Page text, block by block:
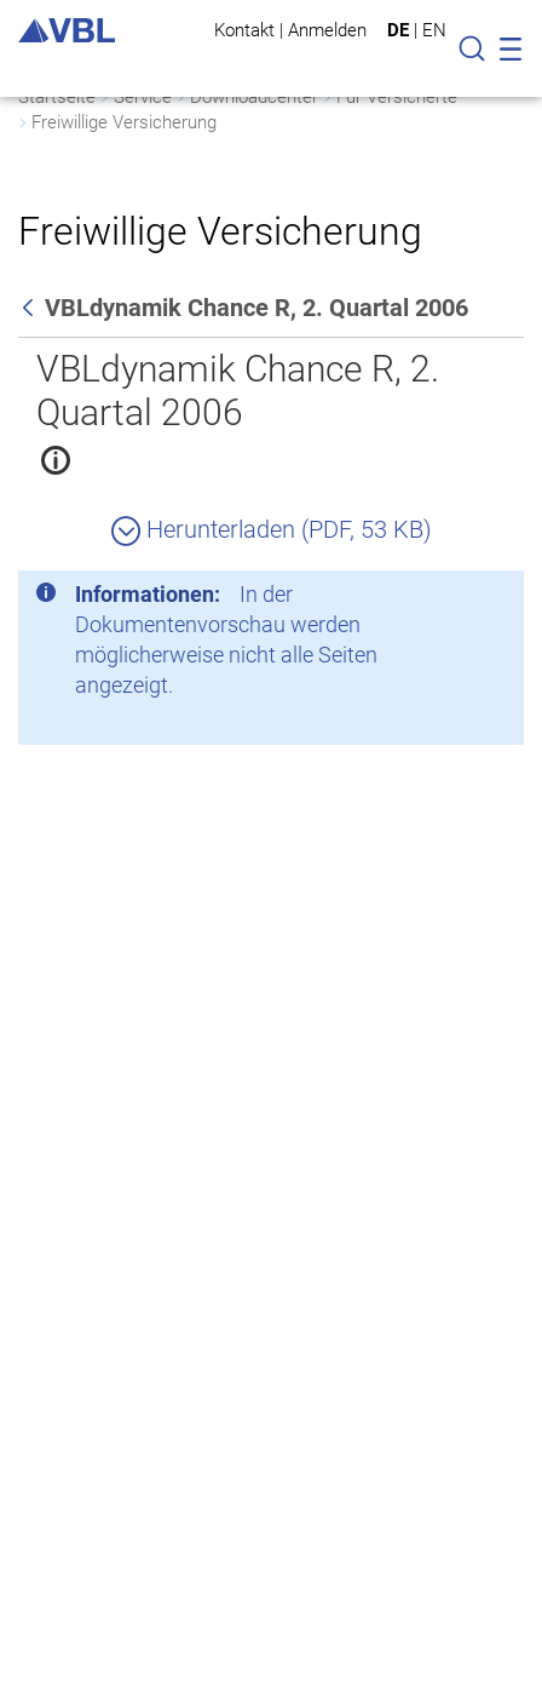
Kontakt | Anmelden DE | EN
Suche
Startseite Service Downloadcenter
Für Versicherte
Freiwillige Versicherung
Freiwillige Versicherung
Zurück
VBLdynamik Chance R, 2. Quartal 2006
VBLdynamik Chance R, 2.
Quartal 2006
Herunterladen (PDF, 53 KB)
Informationen:
In der
Dokumentenvorschau werden
möglicherweise nicht alle Seiten
angezeigt.